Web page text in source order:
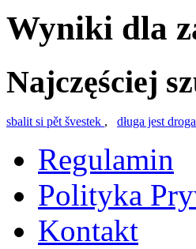
Wyniki dla
Najczęściej
sbalit si pět švestek , długa jest droga
Regulamin
Polityka
Kontakt